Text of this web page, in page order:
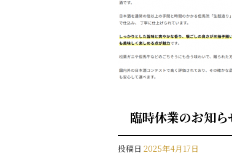
臨時休業のお知ら
投稿日 2025年4月17日